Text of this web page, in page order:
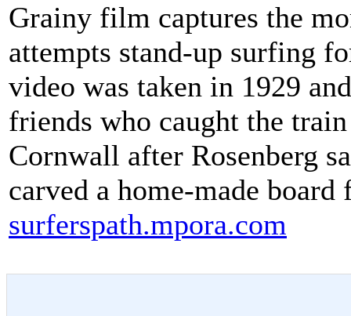
Grainy film captures the
attempts stand-up surfing
video was taken in 1929
friends who caught the
Cornwall after Rosenberg
carved a home-made
surferspath.mpora.com